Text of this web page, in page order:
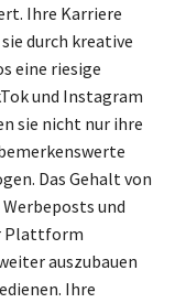
Ihre Karriere
durch kreative
eine riesige
und Instagram
sie nicht nur ihre
Das Gehalt von
und
Plattform
auszubauen
Ihre